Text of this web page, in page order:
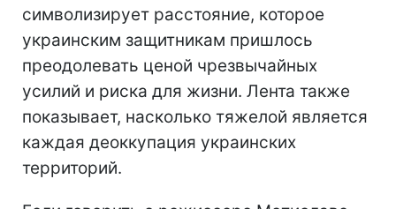
символизирует расстояние, которое
украинским защитникам пришлось
преодолевать ценой чрезвычайных
усилий и риска для жизни. Лента также
показывает, насколько тяжелой является
каждая деоккупация украинских
территорий.